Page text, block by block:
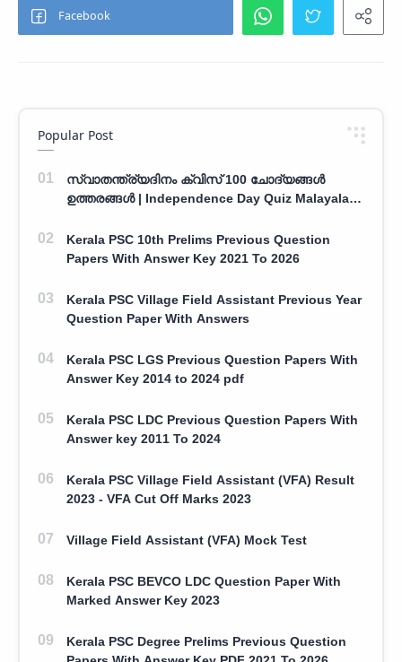
Popular Post
സ്വാതന്ത്ര്യദിനം ക്വിസ് 100 ചോദ്യങ്ങൾ
ഉത്തരങ്ങൾ | Independence Day Quiz Malayalam
Kerala PSC 10th Prelims Previous Question
Papers With Answer Key 2021 To 2026
Kerala PSC Village Field Assistant Previous Year
Question Paper With Answers
Kerala PSC LGS Previous Question Papers With
Answer Key 2014 to 2024 pdf
Kerala PSC LDC Previous Question Papers With
Answer key 2011 To 2024
Kerala PSC Village Field Assistant (VFA) Result
2023 - VFA Cut Off Marks 2023
Village Field Assistant (VFA) Mock Test
Kerala PSC BEVCO LDC Question Paper With
Marked Answer Key 2023
Kerala PSC Degree Prelims Previous Question